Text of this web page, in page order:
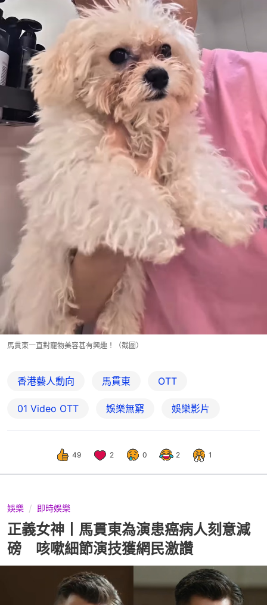
馬貫東一直對寵物美容甚有興趣！（截圖）
香港藝人動向 馬貫東 OTT
01‌ ‌Video‌ ‌OTT 娛樂無窮 娛樂影片
49 2 0 2 1
娛樂 即時娛樂
正義女神丨馬貫東為演患癌病人刻意減
磅 咳嗽細節演技獲網民激讚